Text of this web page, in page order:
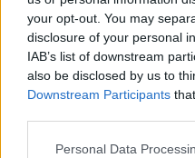
your opt-out. You may
disclosure of your personal
IAB’s list of downstream
also be disclosed by us to
Downstream Participants
Please note that this
Personal Data
Cycle Chic
halar•2012. november 03.
Már láthattátok, hogy
amiben mindenféle
egy Instagram widget,
ellátott képeket hozza